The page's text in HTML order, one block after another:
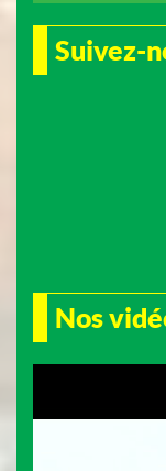
Suivez-
Nos